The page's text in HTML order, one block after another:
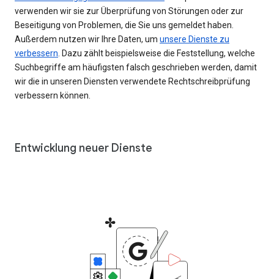
verwenden wir sie zur Überprüfung von Störungen oder zur
Beseitigung von Problemen, die Sie uns gemeldet haben.
Außerdem nutzen wir Ihre Daten, um unsere Dienste zu
verbessern . Dazu zählt beispielsweise die Feststellung, welche
Suchbegriffe am häufigsten falsch geschrieben werden, damit
wir die in unseren Diensten verwendete Rechtschreibprüfung
verbessern können.
Entwicklung neuer Dienste